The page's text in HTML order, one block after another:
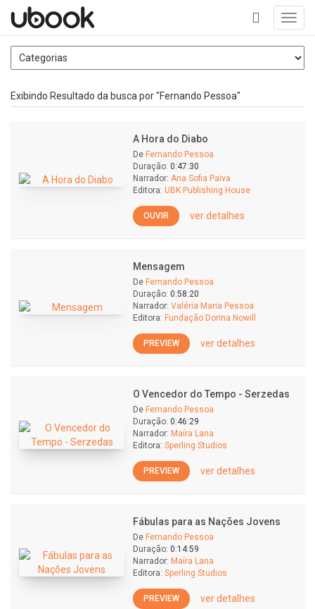
+
Exibindo Resultado da busca por "Fernando Pessoa"
A Hora do Diabo
De Fernando Pessoa
Duração: 0:47:30
Narrador: Ana Sofia Paiva
Editora: UBK Publishing House
OUVIR ver detalhes
Mensagem
De Fernando Pessoa
Duração: 0:58:20
Narrador: Valéria Maria Pessoa
Editora: Fundação Dorina Nowill
PREVIEW ver detalhes
O Vencedor do Tempo - Serzedas
De Fernando Pessoa
Duração: 0:46:29
Narrador: Maíra Lana
Editora: Sperling Studios
PREVIEW ver detalhes
Fábulas para as Nações Jovens
De Fernando Pessoa
Duração: 0:14:59
Narrador: Maíra Lana
Editora: Sperling Studios
PREVIEW ver detalhes